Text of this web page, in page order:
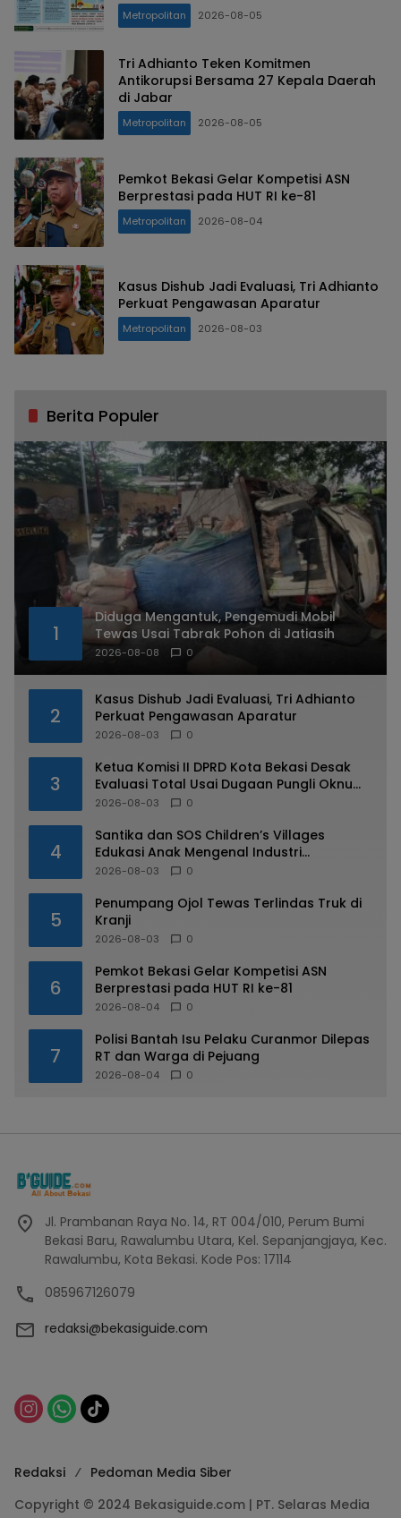
Metropolitan 2026-08-05
Tri Adhianto Teken Komitmen
Antikorupsi Bersama 27 Kepala Daerah
di Jabar
Metropolitan 2026-08-05
Pemkot Bekasi Gelar Kompetisi ASN
Berprestasi pada HUT RI ke-81
Metropolitan 2026-08-04
Kasus Dishub Jadi Evaluasi, Tri Adhianto
Perkuat Pengawasan Aparatur
Metropolitan 2026-08-03
Berita Populer
1
Diduga Mengantuk, Pengemudi Mobil
Tewas Usai Tabrak Pohon di Jatiasih
2026-08-08 0
2
Kasus Dishub Jadi Evaluasi, Tri Adhianto
Perkuat Pengawasan Aparatur
2026-08-03 0
3
Ketua Komisi II DPRD Kota Bekasi Desak
Evaluasi Total Usai Dugaan Pungli Oknum
Dishub Viral
2026-08-03 0
4
Santika dan SOS Children’s Villages
Edukasi Anak Mengenal Industri
Perhotelan
2026-08-03 0
5
Penumpang Ojol Tewas Terlindas Truk di
Kranji
2026-08-03 0
6
Pemkot Bekasi Gelar Kompetisi ASN
Berprestasi pada HUT RI ke-81
2026-08-04 0
7
Polisi Bantah Isu Pelaku Curanmor Dilepas
RT dan Warga di Pejuang
2026-08-04 0
Jl. Prambanan Raya No. 14, RT 004/010, Perum Bumi
Bekasi Baru, Rawalumbu Utara, Kel. Sepanjangjaya, Kec.
Rawalumbu, Kota Bekasi. Kode Pos: 17114
085967126079
redaksi@bekasiguide.com
Redaksi
Pedoman Media Siber
Copyright © 2024 Bekasiguide.com | PT. Selaras Media